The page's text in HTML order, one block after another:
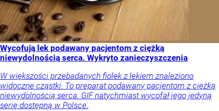
Wycofują lek podawany pacjentom z ciężką
niewydolnością serca. Wykryto zanieczyszczenia
W większości przebadanych fiolek z lekiem znaleziono
widoczne cząstki. To preparat podawany pacjentom z ciężką
niewydolnością serca. GIF natychmiast wycofał jego jedyną
serię dostępną w Polsce.